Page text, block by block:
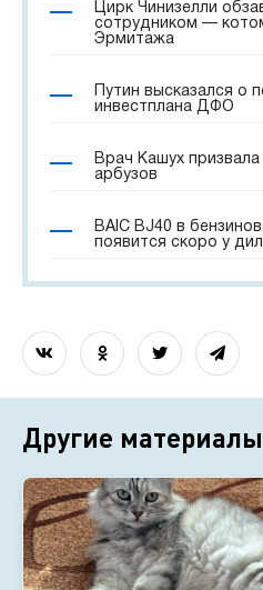
Цирк Чинизелли
сотрудником —
Эрмитажа
Путин высказался о
инвестплана ДФО
Врач Кашух
арбузов
BAIC BJ40 в
появится скоро у
Другие